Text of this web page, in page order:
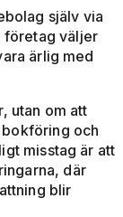
själv via
företag väljer
ärlig med
utan om att
och
misstag är att
där
blir